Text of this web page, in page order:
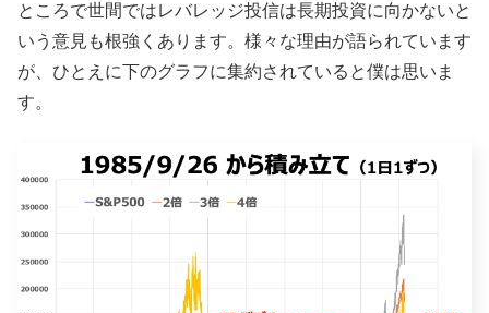
ところで世間ではレバレッジ投信は長期投資に向かないと
いう意見も根強くあります。様々な理由が語られています
が、ひとえに下のグラフに集約されていると僕は思いま
す。